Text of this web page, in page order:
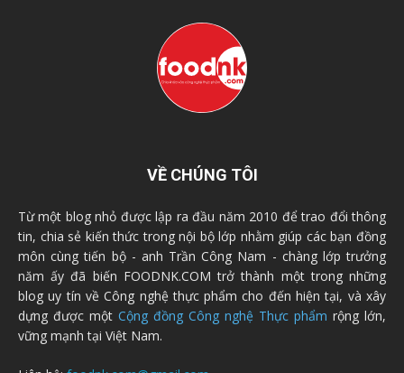
VỀ CHÚNG TÔI
Từ một blog nhỏ được lập ra đầu năm 2010 để trao đổi thông
tin, chia sẻ kiến thức trong nội bộ lớp nhằm giúp các bạn đồng
môn cùng tiến bộ - anh Trần Công Nam - chàng lớp trưởng
năm ấy đã biến FOODNK.COM trở thành một trong những
blog uy tín về Công nghệ thực phẩm cho đến hiện tại, và xây
dựng được một Cộng đồng Công nghệ Thực phẩm rộng lớn,
vững mạnh tại Việt Nam.